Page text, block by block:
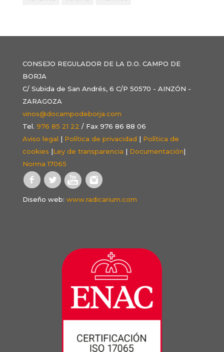
CONSEJO REGULADOR DE LA D.O. CAMPO DE
BORJA
C/ Subida de San Andrés, 6 C/P 50570 - AINZÓN -
ZARAGOZA
vinos@docampodeborja.com
Tel. 976 85 21 22 / Fax 976 86 88 06
Aviso legal | Política de privacidad | Política de
cookies |Ley de transparencia | Documentación|
Norma 17065
Diseño web: www.radicarium.com